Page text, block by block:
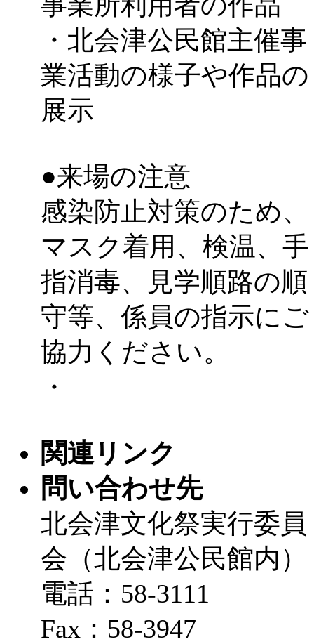
・北会津公民館主催事
業活動の様子や作品の
展示
●来場の注意
感染防止対策のため、
マスク着用、検温、手
指消毒、見学順路の順
守等、係員の指示にご
協力ください。
・
関連リンク
問い合わせ先
北会津文化祭実行委員
会（北会津公民館内）
電話：58-3111
Fax：58-3947